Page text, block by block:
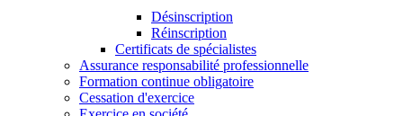
Désinscription
Réinscription
Certificats de spécialistes
Assurance responsabilité professionnelle
Formation continue obligatoire
Cessation d'exercice